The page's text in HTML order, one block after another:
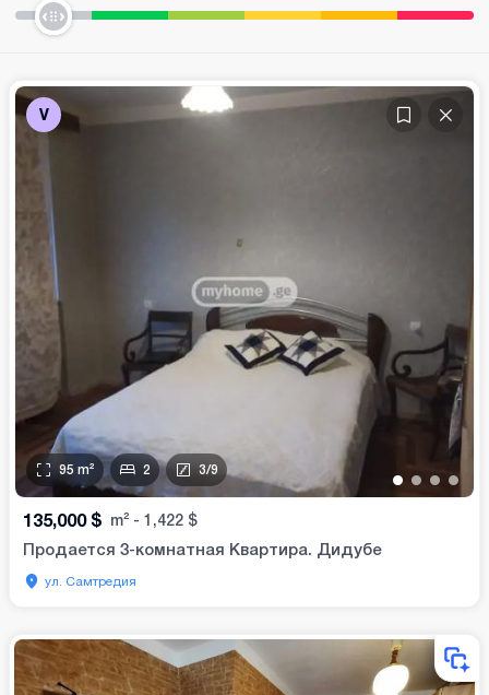
V
• • • •
95 m² 2 3/9
135,000 $ m² - 1,422 $
Продается 3-комнатная Квартира. Дидубе
ул. Самтредия